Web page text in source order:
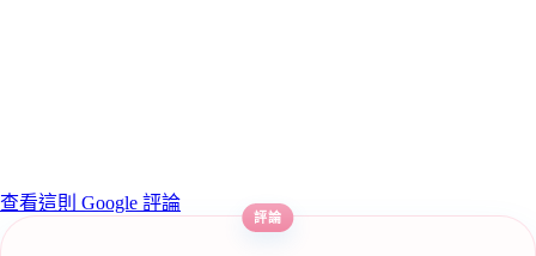
查看這則 Google 評論